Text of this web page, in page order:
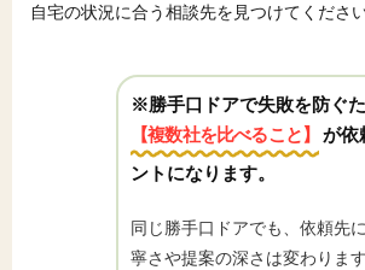
自宅の状況に合う相談先を見つけてください
※勝手口ドアで失敗を防ぐた
【複数社を比べること】
が依
ントになります。
同じ勝手口ドアでも、依頼先
寧さや提案の深さは変わりま